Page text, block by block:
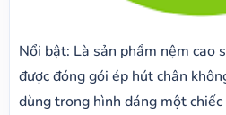
Nổi bật: Là sản phẩm nệm cao
được đóng gói ép hút chân
dùng trong hình dáng một